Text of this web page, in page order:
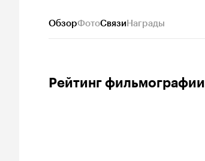
ОбзорФотоСвязиНаграды
Рейтинг фильмографии